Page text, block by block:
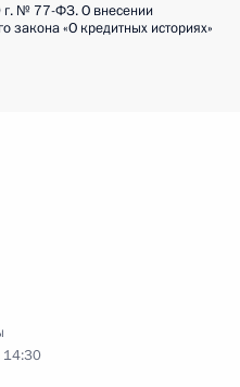
№ 77-ФЗ. О внесении
закона «О кредитных историях»
14:30